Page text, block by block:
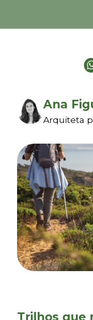
Ana
Arquiteta
Trilhos que